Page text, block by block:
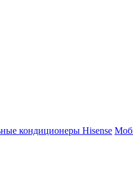
кондиционеры Hisense